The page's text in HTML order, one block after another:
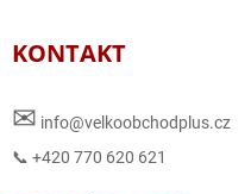
KONTAKT
✉ info@velkoobchodplus.cz
📞 +420 770 620 621